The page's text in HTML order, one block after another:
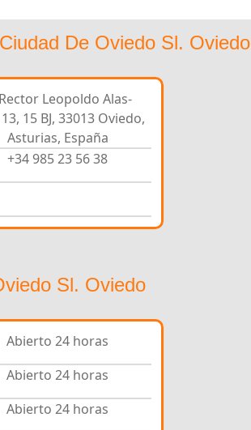
De Oviedo Sl. Oviedo
Leopoldo Alas-
15 BJ, 33013 Oviedo,
Asturias, España
+34 985 23 56 38
Sl. Oviedo
Abierto 24 horas
Abierto 24 horas
Abierto 24 horas